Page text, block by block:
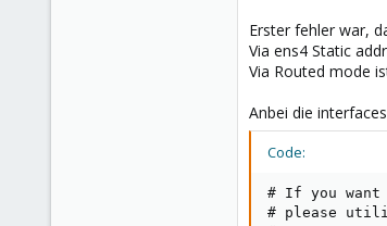
Erster fehler war,
Via ens4 Static
Via Routed mode
Anbei die
Code:
# If you want
# please